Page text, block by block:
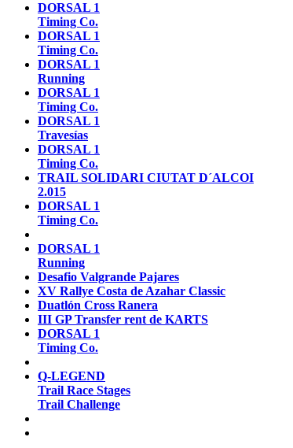
DORSAL 1
Timing Co.
DORSAL 1
Timing Co.
DORSAL 1
Running
DORSAL 1
Timing Co.
DORSAL 1
Travesías
DORSAL 1
Timing Co.
TRAIL SOLIDARI CIUTAT D´ALCOI
2.015
DORSAL 1
Timing Co.
DORSAL 1
Running
Desafio Valgrande Pajares
XV Rallye Costa de Azahar Classic
Duatlón Cross Ranera
III GP Transfer rent de KARTS
DORSAL 1
Timing Co.
Q-LEGEND
Trail Race Stages
Trail Challenge